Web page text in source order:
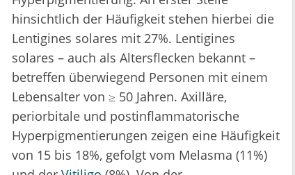
hinsichtlich der Häufigkeit stehen hierbei die
Lentigines solares mit 27%. Lentigines
solares – auch als Altersflecken bekannt –
betreffen überwiegend Personen mit einem
Lebensalter von ≥ 50 Jahren. Axilläre,
periorbitale und postinflammatorische
Hyperpigmentierungen zeigen eine Häufigkeit
von 15 bis 18%, gefolgt vom Melasma (11%)